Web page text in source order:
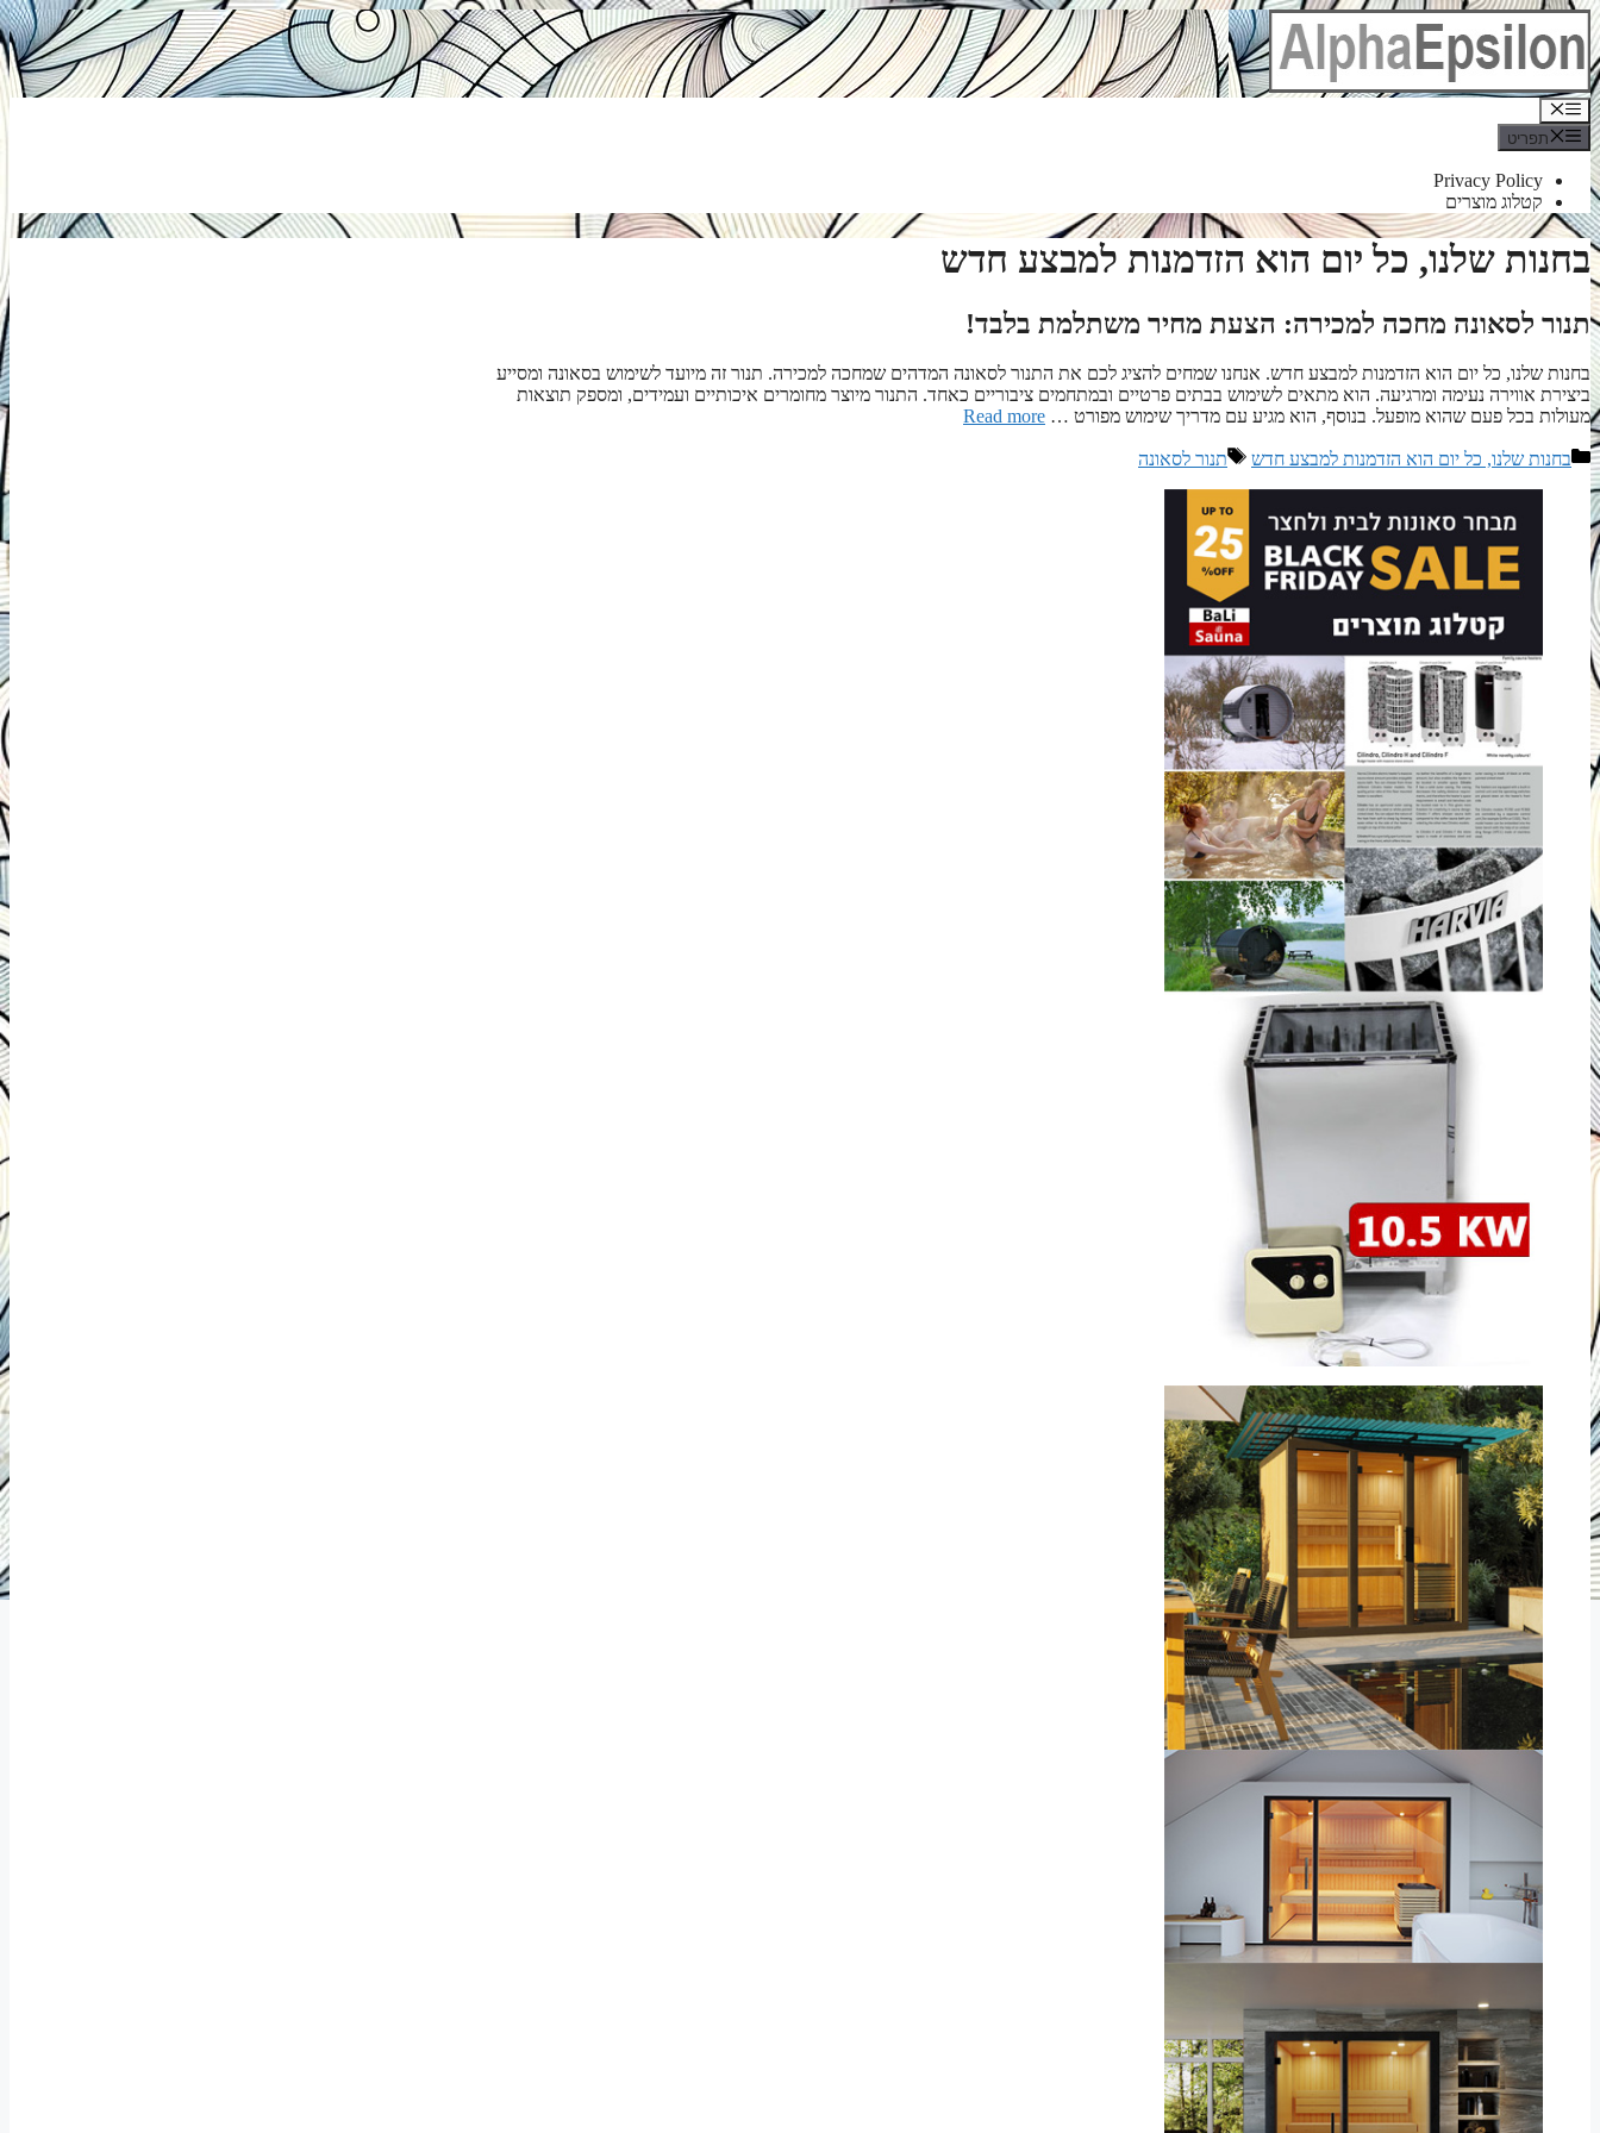
לדלג
לתוכן
תפריט
תפריט
Privacy Policy
קטלוג מוצרים
בחנות שלנו, כל יום הוא הזדמנות למבצע חדש
תנור לסאונה מחכה למכירה: הצעת מחיר משתלמת בלבד!
בחנות שלנו, כל יום הוא הזדמנות למבצע חדש. אנחנו שמחים להציג לכם את התנור לסאונה המדהים שמחכה למכירה. תנור זה מיועד לשימוש בסאונה ומסייע
ביצירת אווירה נעימה ומרגיעה. הוא מתאים לשימוש בבתים פרטיים ובמתחמים ציבוריים כאחד. התנור מיוצר מחומרים איכותיים ועמידים, ומספק תוצאות
מעולות בכל פעם שהוא מופעל. בנוסף, הוא מגיע עם מדריך שימוש מפורט … Read more
קטגוריות
בחנות שלנו, כל יום הוא הזדמנות למבצע חדש תגיות
תנור לסאונה